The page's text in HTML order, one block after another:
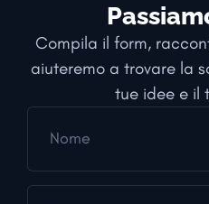
Compila il form,
aiuteremo a trovare la
tue idee e il